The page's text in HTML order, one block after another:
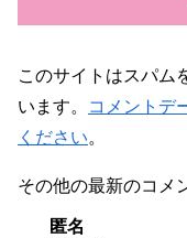
このサイトはスパム
います。
コメントデ
ください。
その他の最新のコメ
匿名